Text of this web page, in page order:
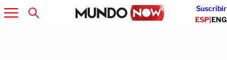
Suscribir
ESP|ENG